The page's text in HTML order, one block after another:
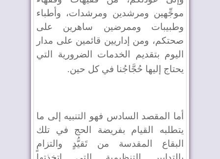
موجِّهين ومرشدين ومرشدات، وأطباء
وطبيبات وممرضين ساهرين على
صحتكم، ومن إداريين قائمين على مدار
اليوم بتقديم الخدمات الضرورية التي
يحتاج إليها حُجَّاجُنا في كل حين.
أما المقصد السادس فهو التنبيه إلى ما
يتطلبه القيام بفريضة الحج في تلك
البقاع المقدسة من تَقيُّدٍ والتزامٍ